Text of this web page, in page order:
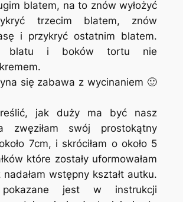
blatem, na to znów wyłożyć
trzecim blatem, znów
i przykryć ostatnim blatem.
blatu i boków tortu nie
się zabawa z wycinaniem 🙂
jak duży ma być nasz
zwęziłam swój prostokątny
7cm, i skróciłam o około 5
które zostały uformowałam
wstępny kształt autku.
pokazane jest w instrukcji